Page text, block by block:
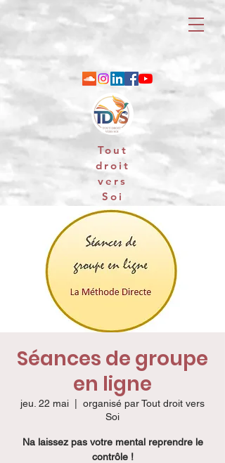
06 88 25 79 74 / email : contact
Tout
droit
vers
Soi
Séances de groupe
en ligne
jeu. 22 mai
organisé par Tout droit vers
Soi
Na laissez pas votre mental reprendre le
contrôle !